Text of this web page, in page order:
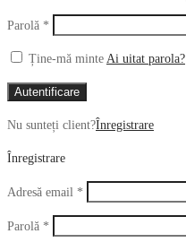
Parolă *
Ține-mă minte Ai uitat parola?
Autentificare
Nu sunteți client?Înregistrare
Înregistrare
Adresă email *
Parolă *